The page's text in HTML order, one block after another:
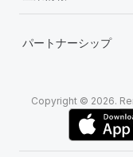
パートナーシップ
Copyright © 2026.